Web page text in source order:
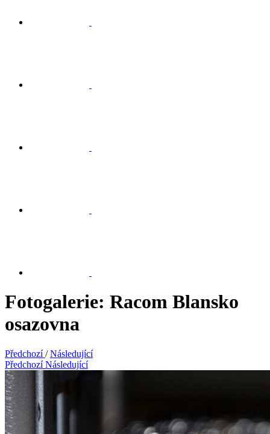
Fotogalerie: Racom Blansko
osazovna
Předchozí / Následující
Předchozí Následující